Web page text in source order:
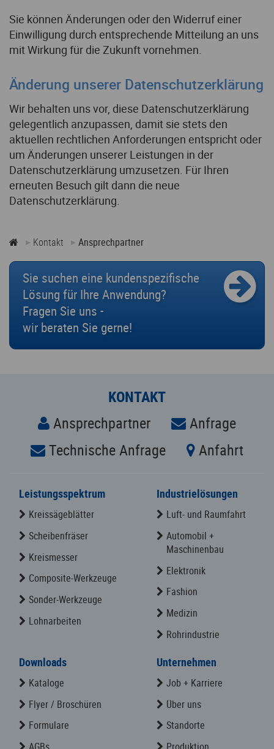
Sie können Änderungen oder den Widerruf einer
Einwilligung durch entsprechende Mitteilung an uns
mit Wirkung für die Zukunft vornehmen.
Änderung unserer Datenschutzerklärung
Wir behalten uns vor, diese Datenschutzerklärung
gelegentlich anzupassen, damit sie stets den
aktuellen rechtlichen Anforderungen entspricht oder
um Änderungen unserer Leistungen in der
Datenschutzerklärung umzusetzen. Für Ihren
erneuten Besuch gilt dann die neue
Datenschutzerklärung.
Kontakt Ansprechpartner
Sie suchen eine kundenspezifische
Lösung für Ihre Anwendung?
Fragen Sie uns -
wir beraten Sie gerne!
KONTAKT
Ansprechpartner
Anfrage
Technische Anfrage
Anfahrt
Leistungsspektrum
Kreissägeblätter
Scheibenfräser
Kreismesser
Composite-Werkzeuge
Sonder-Werkzeuge
Lohnarbeiten
Industrielösungen
Luft- und Raumfahrt
Automobil +
Maschinenbau
Elektronik
Fashion
Medizin
Rohrindustrie
Downloads
Kataloge
Flyer / Broschüren
Formulare
Unternehmen
Job + Karriere
Über uns
Standorte